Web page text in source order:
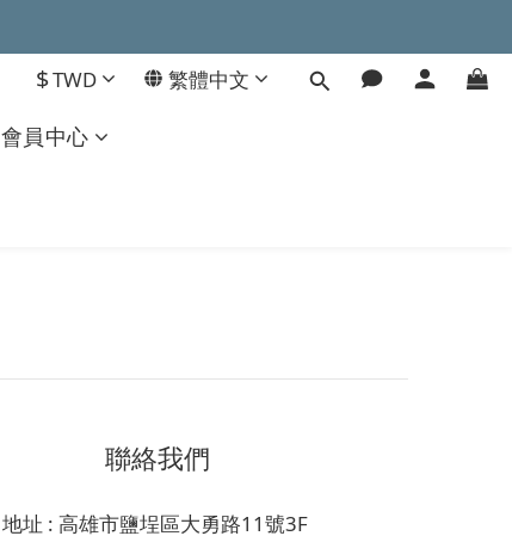
$TWD 繁體中文
會員中心
聯絡我們
地址 : 高雄市鹽埕區大勇路11號3F